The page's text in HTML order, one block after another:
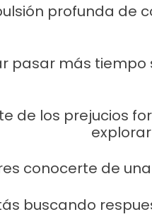
profunda de
pasar más
de los prejucios
conocerte de
buscando